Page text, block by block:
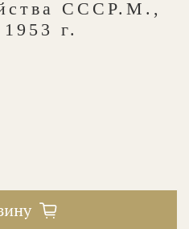
СССР.М.,
г.